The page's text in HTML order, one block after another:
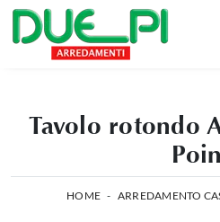
Tavolo rotondo
HOME - ARREDAMENTO